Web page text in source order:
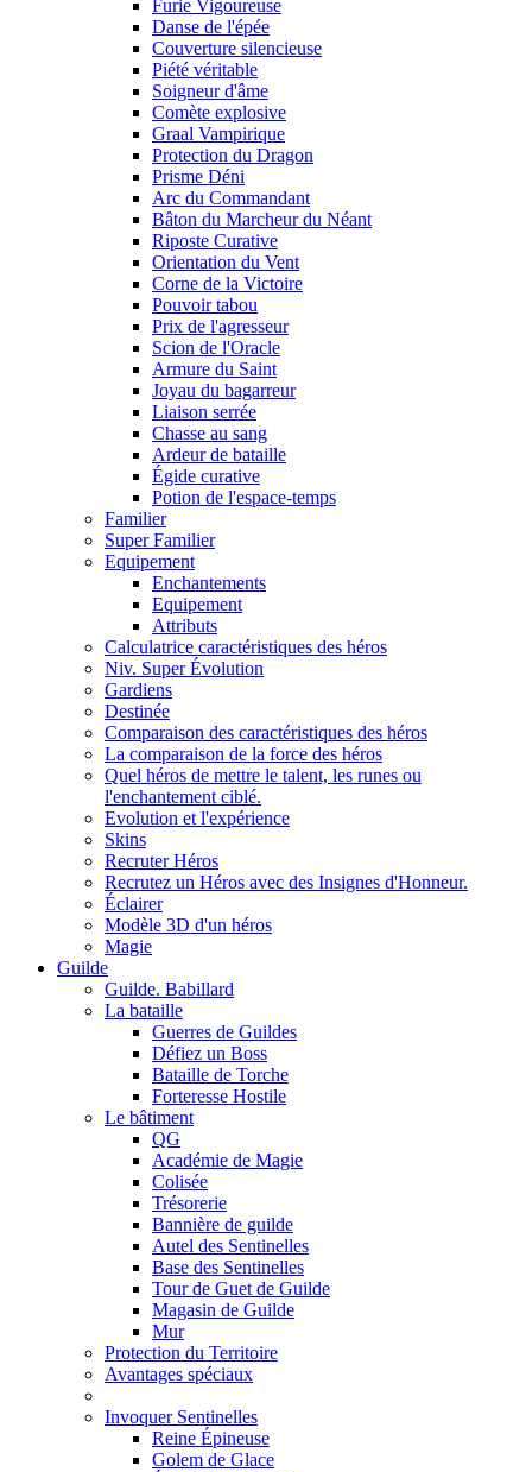
Furie Vigoureuse
Danse de l'épée
Couverture silencieuse
Piété véritable
Soigneur d'âme
Comète explosive
Graal Vampirique
Protection du Dragon
Prisme Déni
Arc du Commandant
Bâton du Marcheur du Néant
Riposte Curative
Orientation du Vent
Corne de la Victoire
Pouvoir tabou
Prix de l'agresseur
Scion de l'Oracle
Armure du Saint
Joyau du bagarreur
Liaison serrée
Chasse au sang
Ardeur de bataille
Égide curative
Potion de l'espace-temps
Familier
Super Familier
Equipement
Enchantements
Equipement
Attributs
Calculatrice caractéristiques des héros
Niv. Super Évolution
Gardiens
Destinée
Comparaison des caractéristiques des héros
La comparaison de la force des héros
Quel héros de mettre le talent, les runes ou
l'enchantement ciblé.
Evolution et l'expérience
Skins
Recruter Héros
Recrutez un Héros avec des Insignes d'Honneur.
Éclairer
Modèle 3D d'un héros
Magie
Guilde
Guilde. Babillard
La bataille
Guerres de Guildes
Défiez un Boss
Bataille de Torche
Forteresse Hostile
Le bâtiment
QG
Académie de Magie
Colisée
Trésorerie
Bannière de guilde
Autel des Sentinelles
Base des Sentinelles
Tour de Guet de Guilde
Magasin de Guilde
Mur
Protection du Territoire
Avantages spéciaux
Invoquer Sentinelles
Reine Épineuse
Golem de Glace